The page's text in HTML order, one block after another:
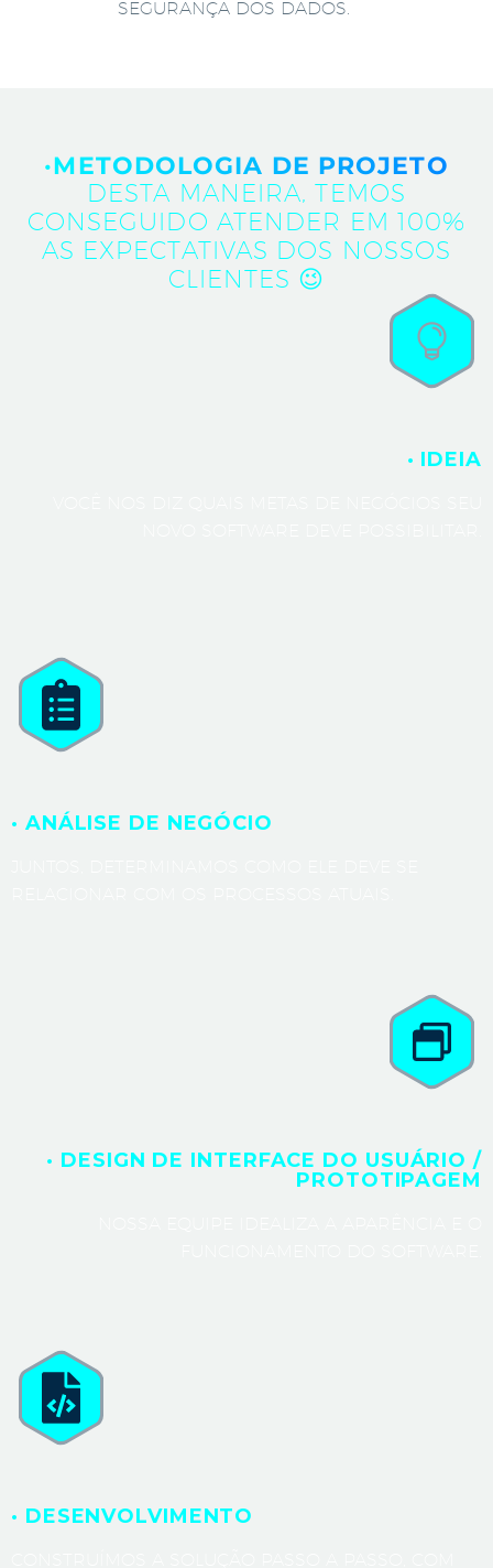
SEGURANÇA DOS DADOS.
·METODOLOGIA DE PROJETO
DESTA MANEIRA, TEMOS
CONSEGUIDO ATENDER EM 100%
AS EXPECTATIVAS DOS NOSSOS
CLIENTES 😉
· IDEIA
· ANÁLISE DE NEGÓCIO
· DESIGN DE INTERFACE DO USUÁRIO /
PROTOTIPAGEM
· DESENVOLVIMENTO